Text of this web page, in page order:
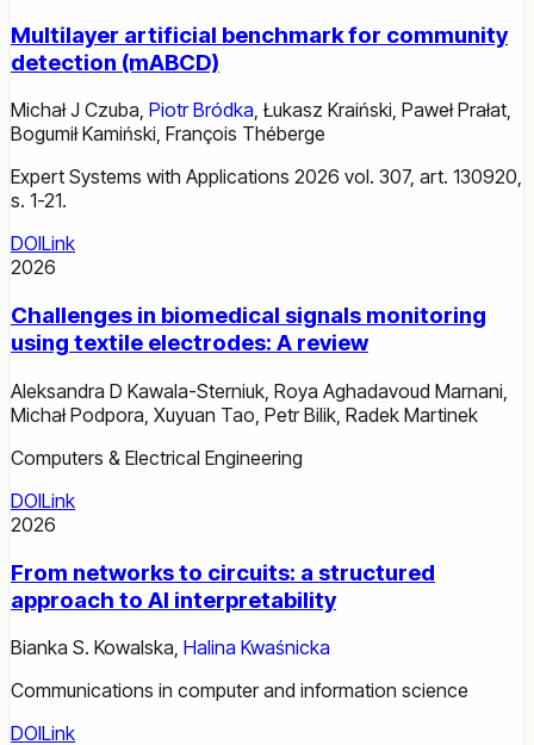
Multilayer artificial benchmark for community
detection (mABCD)
Michał J Czuba, Piotr Bródka, Łukasz Kraiński, Paweł Prałat,
Bogumił Kamiński, François Théberge
Expert Systems with Applications 2026 vol. 307, art. 130920,
s. 1-21.
DOILink
2026
Challenges in biomedical signals monitoring
using textile electrodes: A review
Aleksandra D Kawala-Sterniuk Roya Aghadavoud Marnani
Michał Podpora Xuyuan Tao Petr Bilik Radek Martinek
Computers & Electrical Engineering
DOILink
2026
From networks to circuits: a structured
approach to AI interpretability
Bianka S. Kowalska, Halina Kwaśnicka
Communications in computer and information science
DOILink